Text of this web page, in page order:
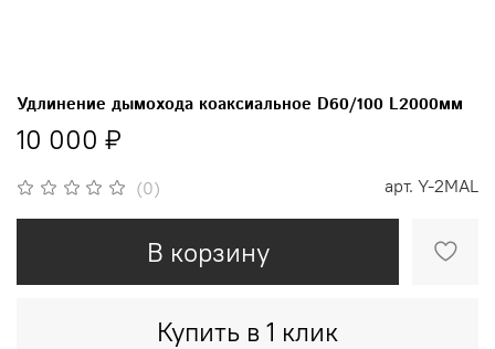
(0) арт. Y-2MAL
Удлинение дымохода коаксиальное D60/100 L2000мм
10 000 ₽
В корзину
Купить в 1 клик